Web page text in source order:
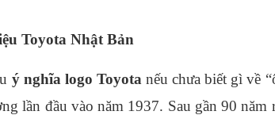
Toyota Nhật Bản
ý nghĩa logo Toyota nếu chưa biết gì về
lần đầu vào năm 1937. Sau gần 90 năm